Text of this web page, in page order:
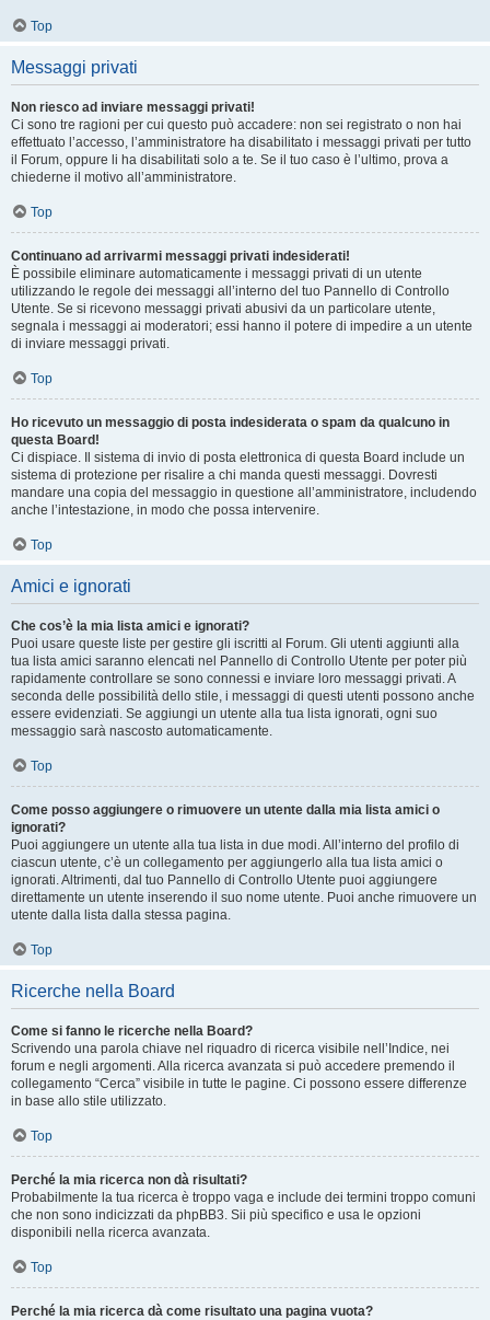
Top
Messaggi privati
Non riesco ad inviare messaggi privati!
Ci sono tre ragioni per cui questo può accadere: non sei registrato o non hai
effettuato l’accesso, l’amministratore ha disabilitato i messaggi privati per tutto
il Forum, oppure li ha disabilitati solo a te. Se il tuo caso è l’ultimo, prova a
chiederne il motivo all’amministratore.
Top
Continuano ad arrivarmi messaggi privati indesiderati!
È possibile eliminare automaticamente i messaggi privati ​​di un utente
utilizzando le regole dei messaggi all’interno del tuo Pannello di Controllo
Utente. Se si ricevono messaggi privati ​​abusivi da un particolare utente,
segnala i messaggi ai moderatori; essi hanno il potere di impedire a un utente
di inviare messaggi privati​​.
Top
Ho ricevuto un messaggio di posta indesiderata o spam da qualcuno in
questa Board!
Ci dispiace. Il sistema di invio di posta elettronica di questa Board include un
sistema di protezione per risalire a chi manda questi messaggi. Dovresti
mandare una copia del messaggio in questione all’amministratore, includendo
anche l’intestazione, in modo che possa intervenire.
Top
Amici e ignorati
Che cos’è la mia lista amici e ignorati?
Puoi usare queste liste per gestire gli iscritti al Forum. Gli utenti aggiunti alla
tua lista amici saranno elencati nel Pannello di Controllo Utente per poter più
rapidamente controllare se sono connessi e inviare loro messaggi privati. A
seconda delle possibilità dello stile, i messaggi di questi utenti possono anche
essere evidenziati. Se aggiungi un utente alla tua lista ignorati, ogni suo
messaggio sarà nascosto automaticamente.
Top
Come posso aggiungere o rimuovere un utente dalla mia lista amici o
ignorati?
Puoi aggiungere un utente alla tua lista in due modi. All’interno del profilo di
ciascun utente, c’è un collegamento per aggiungerlo alla tua lista amici o
ignorati. Altrimenti, dal tuo Pannello di Controllo Utente puoi aggiungere
direttamente un utente inserendo il suo nome utente. Puoi anche rimuovere un
utente dalla lista dalla stessa pagina.
Top
Ricerche nella Board
Come si fanno le ricerche nella Board?
Scrivendo una parola chiave nel riquadro di ricerca visibile nell’Indice, nei
forum e negli argomenti. Alla ricerca avanzata si può accedere premendo il
collegamento “Cerca” visibile in tutte le pagine. Ci possono essere differenze
in base allo stile utilizzato.
Top
Perché la mia ricerca non dà risultati?
Probabilmente la tua ricerca è troppo vaga e include dei termini troppo comuni
che non sono indicizzati da phpBB3. Sii più specifico e usa le opzioni
disponibili nella ricerca avanzata.
Top
Perché la mia ricerca dà come risultato una pagina vuota?